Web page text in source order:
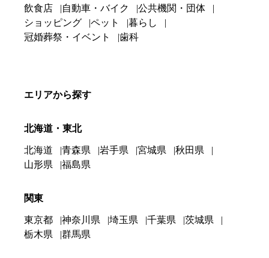
飲食店
自動車・バイク
公共機関・団体
ショッピング
ペット
暮らし
冠婚葬祭・イベント
歯科
エリアから探す
北海道・東北
北海道 青森県 岩手県 宮城県
秋田県
山形県
福島県
関東
東京都 神奈川県 埼玉県 千葉県
茨城県
栃木県
群馬県